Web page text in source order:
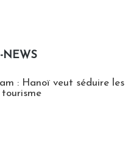
NEWS
: Hanoï veut séduire les